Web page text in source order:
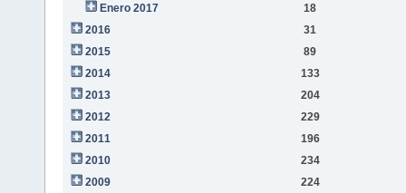
Enero 2017
18
2016
31
2015
89
2014
133
2013
204
2012
229
2011
196
2010
234
2009
224